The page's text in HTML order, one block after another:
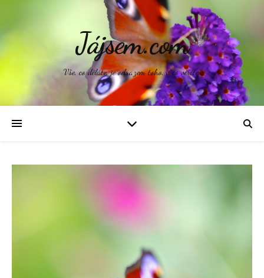
Jájsem.com
Vše, co děláte, je odrazem toho, v co věříte.